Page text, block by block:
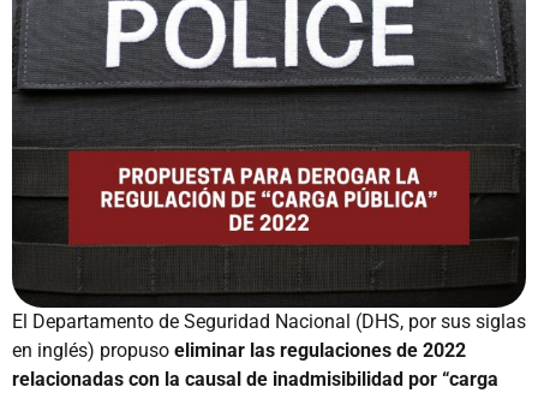
El Departamento de Seguridad Nacional (DHS, por sus siglas
en inglés) propuso eliminar las regulaciones de 2022
relacionadas con la causal de inadmisibilidad por “carga